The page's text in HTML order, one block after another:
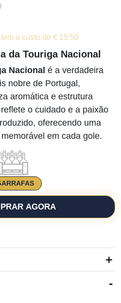
o custo de € 15.50
da Touriga Nacional
Nacional é a verdadeira
nobre de Portugal,
aromática e estrutura
o cuidado e a paixão
oferecendo uma
em cada gole.
AGORA
+
-